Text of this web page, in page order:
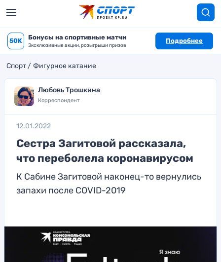
50K Бонусы на спортивные матчи
Эксклюзивные акции, розыгрыши призов
Подробнее
Спорт Фигурное катание
Любовь Трошкина
Корреспондент
12.01.2022
Сестра Загитовой рассказала,
что переболела коронавирусом
К Сабине Загитовой наконец-то вернулись
запахи после COVID-2019